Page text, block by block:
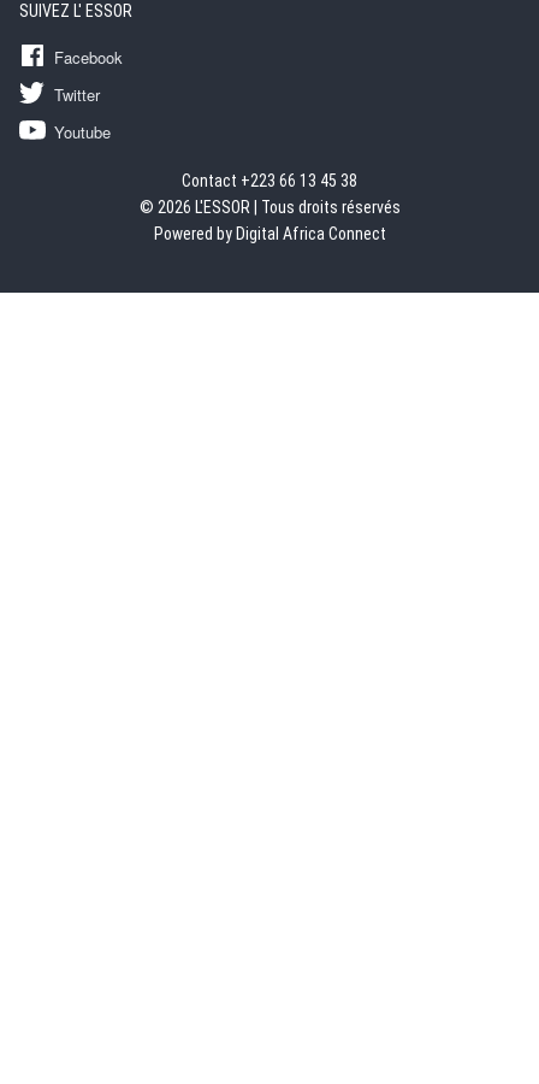
SUIVEZ L' ESSOR
Facebook
Twitter
Youtube
Contact +223 66 13 45 38
© 2026 L'ESSOR | Tous droits réservés
Powered by Digital Africa Connect